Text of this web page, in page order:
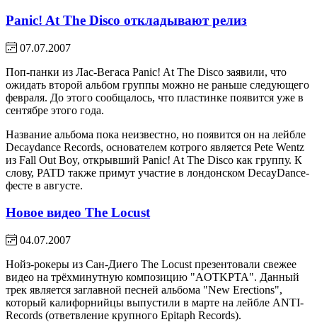
Panic! At The Disco откладывают релиз
07.07.2007
Поп-панки из Лас-Вегаса Panic! At The Disco заявили, что
ожидать второй альбом группы можно не раньше следующего
февраля. До этого сообщалось, что пластинке появится уже в
сентябре этого года.
Название альбома пока неизвестно, но появится он на лейбле
Decaydance Records, основателем котрого является Pete Wentz
из Fall Out Boy, открывший Panic! At The Disco как группу. К
слову, PATD также примут участие в лондонском DecayDance-
фесте в августе.
Новое видео The Locust
04.07.2007
Нойз-рокеры из Сан-Диего The Locust презентовали свежее
видео на трёхминутную композицию "AOTKPTA". Данный
трек является заглавной песней альбома "New Erections",
который калифорнийцы выпустили в марте на лейбле ANTI-
Records (ответвление крупного Epitaph Records).